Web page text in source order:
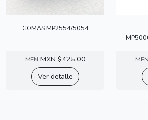
GOMAS MP2554/5054
MEN MXN $425.00
Ver detalle
MEN